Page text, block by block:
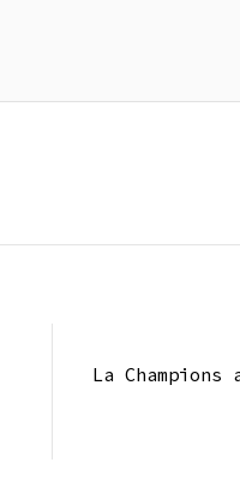
La